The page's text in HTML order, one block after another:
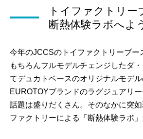
トイファクトリー
断熱体験ラボへよ
今年のJCCSのトイファクトリーブー
もちろんフルモデルチェンジしたダ
てデュカトベースのオリジナルモデル
EUROTOYブランドのラグジュアリ
話題は盛りだくさん。そのなかに突
ファクトリーによる「断熱体験ラボ」